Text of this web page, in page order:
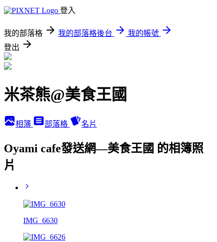
登入
我的部落格 我的部落格後台
我的帳號
登出
米茶熊@美食王國
相簿 部落格 名片
Oyami cafe發送網—美食王國 的相簿照
片
IMG_6630